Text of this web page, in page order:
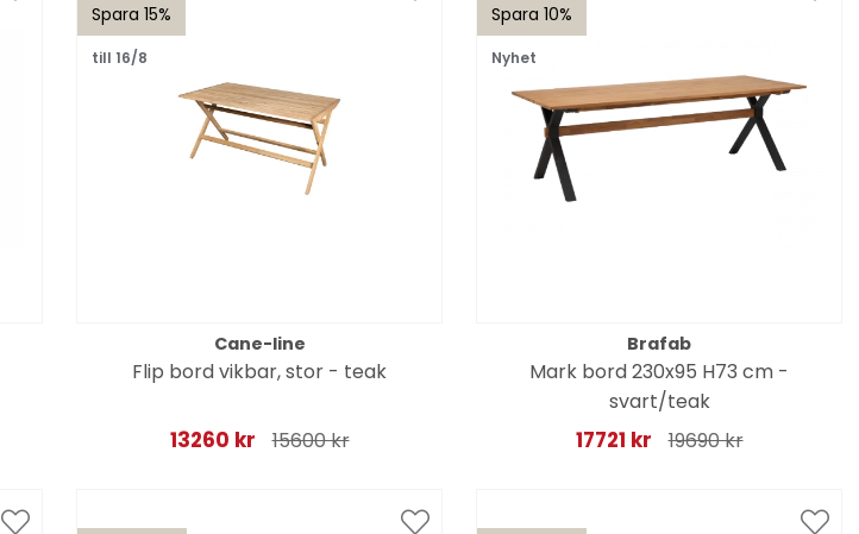
Spara 15%
till 16/8
Cane-line
Flip bord vikbar, stor - teak
13260 kr 15600 kr
Spara 10%
Nyhet
Brafab
Mark bord 230x95 H73 cm -
svart/teak
17721 kr 19690 kr